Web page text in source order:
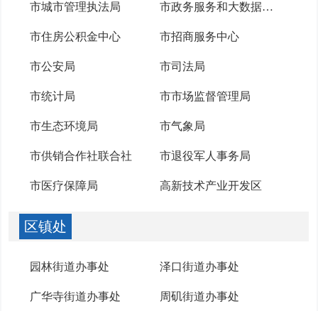
市城市管理执法局 市政务服务和大数据管理局
市住房公积金中心 市招商服务中心
市公安局 市司法局
市统计局 市市场监督管理局
市生态环境局 市气象局
市供销合作社联合社 市退役军人事务局
市医疗保障局 高新技术产业开发区
区镇处
园林街道办事处 泽口街道办事处
广华寺街道办事处 周矶街道办事处